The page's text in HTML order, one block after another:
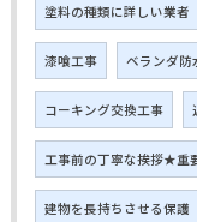
塗料の種類に詳しい業者
漆喰工事 ベランダ防
コーキング交換工事
工事前の丁寧な挨拶★重
建物を長持ちさせる保護